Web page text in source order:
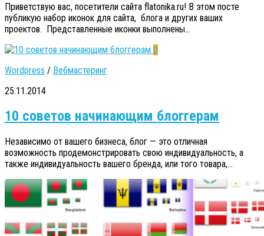
Приветствую вас, посетители сайта flatonika.ru! В этом посте
публикую набор иконок для сайта, блога и других ваших
проектов. Представленные иконки выполнены...
0
Wordpress / Вебмастеринг
25.11.2014
10 советов начинающим блоггерам
Независимо от вашего бизнеса, блог — это отличная
возможность продемонстрировать свою индивидуальность, а
также индивидуальность вашего бренда, или того товара,...